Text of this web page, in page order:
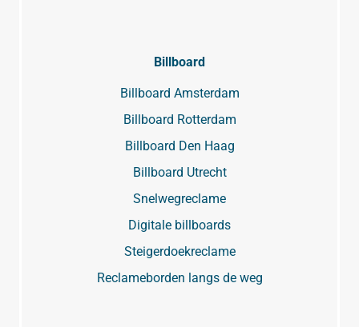
Billboard
Billboard Amsterdam
Billboard Rotterdam
Billboard Den Haag
Billboard Utrecht
Snelwegreclame
Digitale billboards
Steigerdoekreclame
Reclameborden langs de weg